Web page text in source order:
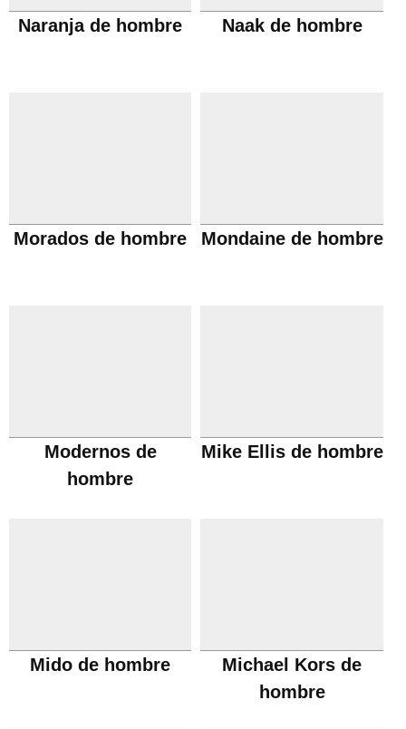
Naranja de hombre Naak de hombre
Morados de hombre Mondaine de hombre
Modernos de
hombre
Mike Ellis de hombre
Mido de hombre
Michael Kors de
hombre